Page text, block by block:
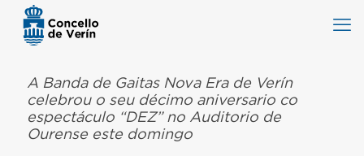
A Banda de Gaitas Nova Era de Verín
celebrou o seu décimo aniversario co
espectáculo “DEZ” no Auditorio de
Ourense este domingo